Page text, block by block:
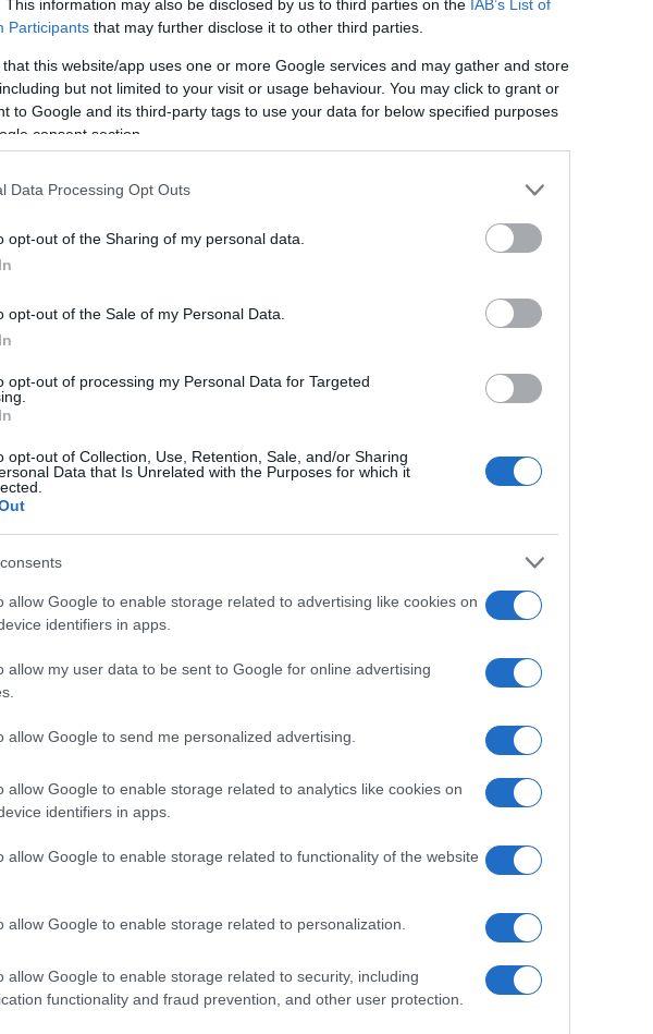
This information may also be disclosed by us to third parties on the IAB’s List of
Participants that may further disclose it to other third parties.
that this website/app uses one or more Google services and may gather and store
but not limited to your visit or usage behaviour. You may click to grant or
to Google and its third-party tags to use your data for below specified purposes
consent section.
Data Processing Opt Outs
opt-out of the Sharing of my personal data.
opt-out of the Sale of my Personal Data.
opt-out of processing my Personal Data for Targeted
opt-out of Collection, Use, Retention, Sale, and/or Sharing
Data that Is Unrelated with the Purposes for which it
allow Google to enable storage related to advertising like cookies on
identifiers in apps.
allow my user data to be sent to Google for online advertising
allow Google to send me personalized advertising.
allow Google to enable storage related to analytics like cookies on
identifiers in apps.
allow Google to enable storage related to functionality of the website
allow Google to enable storage related to personalization.
allow Google to enable storage related to security, including
functionality and fraud prevention, and other user protection.
si sono rivelate troppo gravi e il medico
ha constatato il decesso.
il movente del delitto.
e portate avanti dai carabinieri del
tuttora in corso e puntano a fare chiarezza
Al momento, gli investigatori
aperto ogni possibile scenario, dal
Il paese, intanto, resta
grave.
cliccando qui
nella sezione
Spari Intervol Buddusò
di GalluraOggi.it
i tuoi video e le tue foto
+39 345 356 7512
Mario Malu
Paolo Pinna
Martina
Giovannimaria